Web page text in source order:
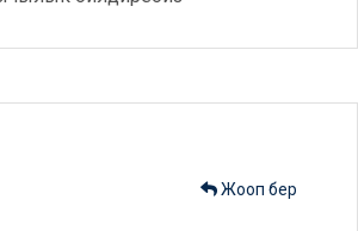
Жооп бер